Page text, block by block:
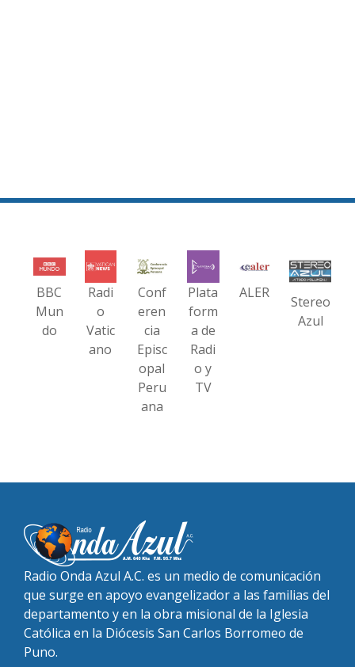
BBC
Mun
do
Radi
o
Vatic
ano
Conf
eren
cia
Episc
opal
Peru
ana
Plata
form
a de
Radi
o y
TV
ALER
Stereo
Azul
Radio Onda Azul A.C. es un medio de comunicación
que surge en apoyo evangelizador a las familias del
departamento y en la obra misional de la Iglesia
Católica en la Diócesis San Carlos Borromeo de
Puno.